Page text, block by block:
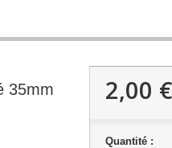
35mm 2,00 €
Quantité :